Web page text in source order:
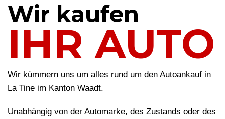
Wir kaufen
IHR AUTO
Wir kümmern uns um alles rund um den Autoankauf in
La Tine im Kanton Waadt.
Unabhängig von der Automarke, des Zustands oder des